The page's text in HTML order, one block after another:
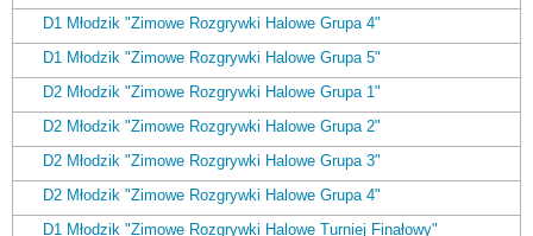
D1 Młodzik "Zimowe Rozgrywki Halowe Grupa 4"
D1 Młodzik "Zimowe Rozgrywki Halowe Grupa 5"
D2 Młodzik "Zimowe Rozgrywki Halowe Grupa 1"
D2 Młodzik "Zimowe Rozgrywki Halowe Grupa 2"
D2 Młodzik "Zimowe Rozgrywki Halowe Grupa 3"
D2 Młodzik "Zimowe Rozgrywki Halowe Grupa 4"
D1 Młodzik "Zimowe Rozgrywki Halowe Turniej Finałowy"